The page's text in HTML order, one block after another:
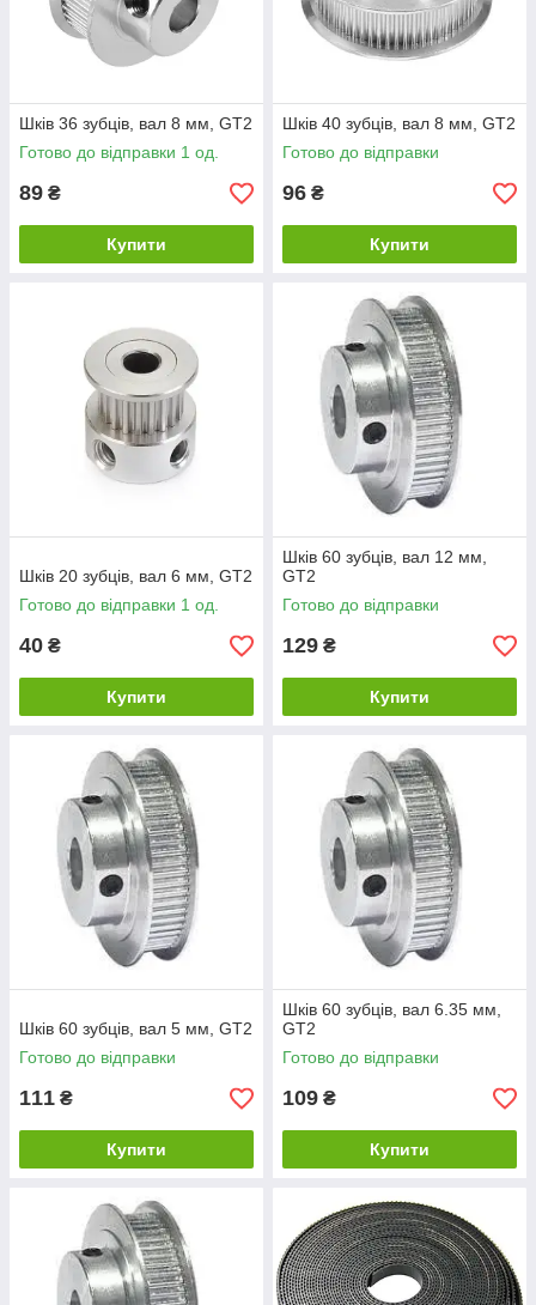
Шків 36 зубців, вал 8 мм, GT2
Готово до відправки 1 од.
89 ₴
Купити
Шків 40 зубців, вал 8 мм, GT2
Готово до відправки
96 ₴
Купити
Шків 20 зубців, вал 6 мм, GT2
Готово до відправки 1 од.
40 ₴
Купити
Шків 60 зубців, вал 12 мм,
GT2
Готово до відправки
129 ₴
Купити
Шків 60 зубців, вал 5 мм, GT2
Готово до відправки
111 ₴
Купити
Шків 60 зубців, вал 6.35 мм,
GT2
Готово до відправки
109 ₴
Купити